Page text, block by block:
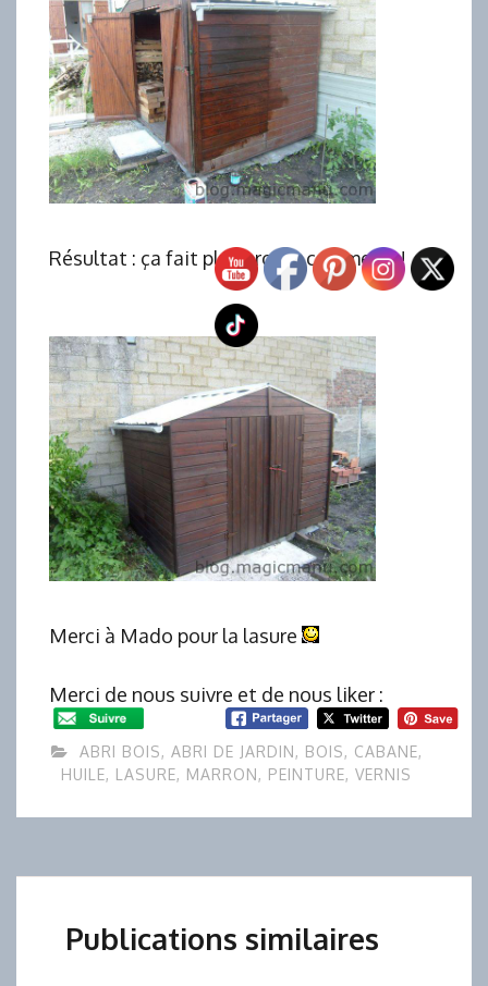
Résultat : ça fait plus propre comme ça !
Merci à Mado pour la lasure
Merci de nous suivre et de nous liker :
ABRI BOIS, ABRI DE JARDIN , BOIS, CABANE,
HUILE, LASURE, MARRON , PEINTURE, VERNIS
Publications similaires